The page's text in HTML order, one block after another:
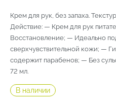
Крем для рук, без запаха.
Действие: — Крем для рук
Восстановление; — Идеально
сверхчувствительной кожи; —
содержит парабенов; — Без
72 мл.
В наличии